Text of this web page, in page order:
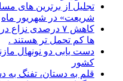
تجلیل از برترین های
شریعت» در شهریور ماه
کاهش ۷ درصدی
ها کم تحمل تر هستند‌ .
دست یابی دو نونهال
کشور
قلم به دستان، تفنگ